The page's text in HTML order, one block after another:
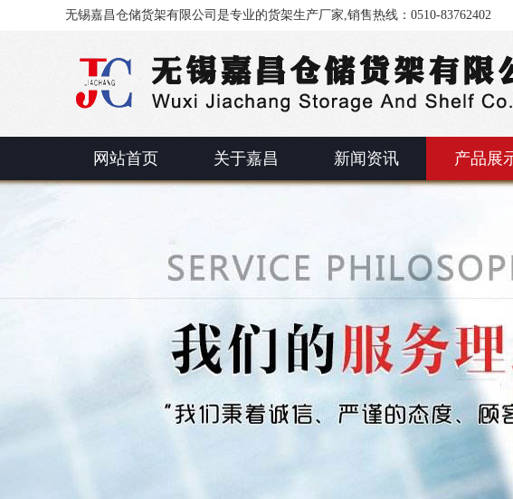
无锡嘉昌仓储货架有限公司是专业的货架生产厂家,销售热线：0510-83762402
网站首页 关于嘉昌 新闻资讯 产品展